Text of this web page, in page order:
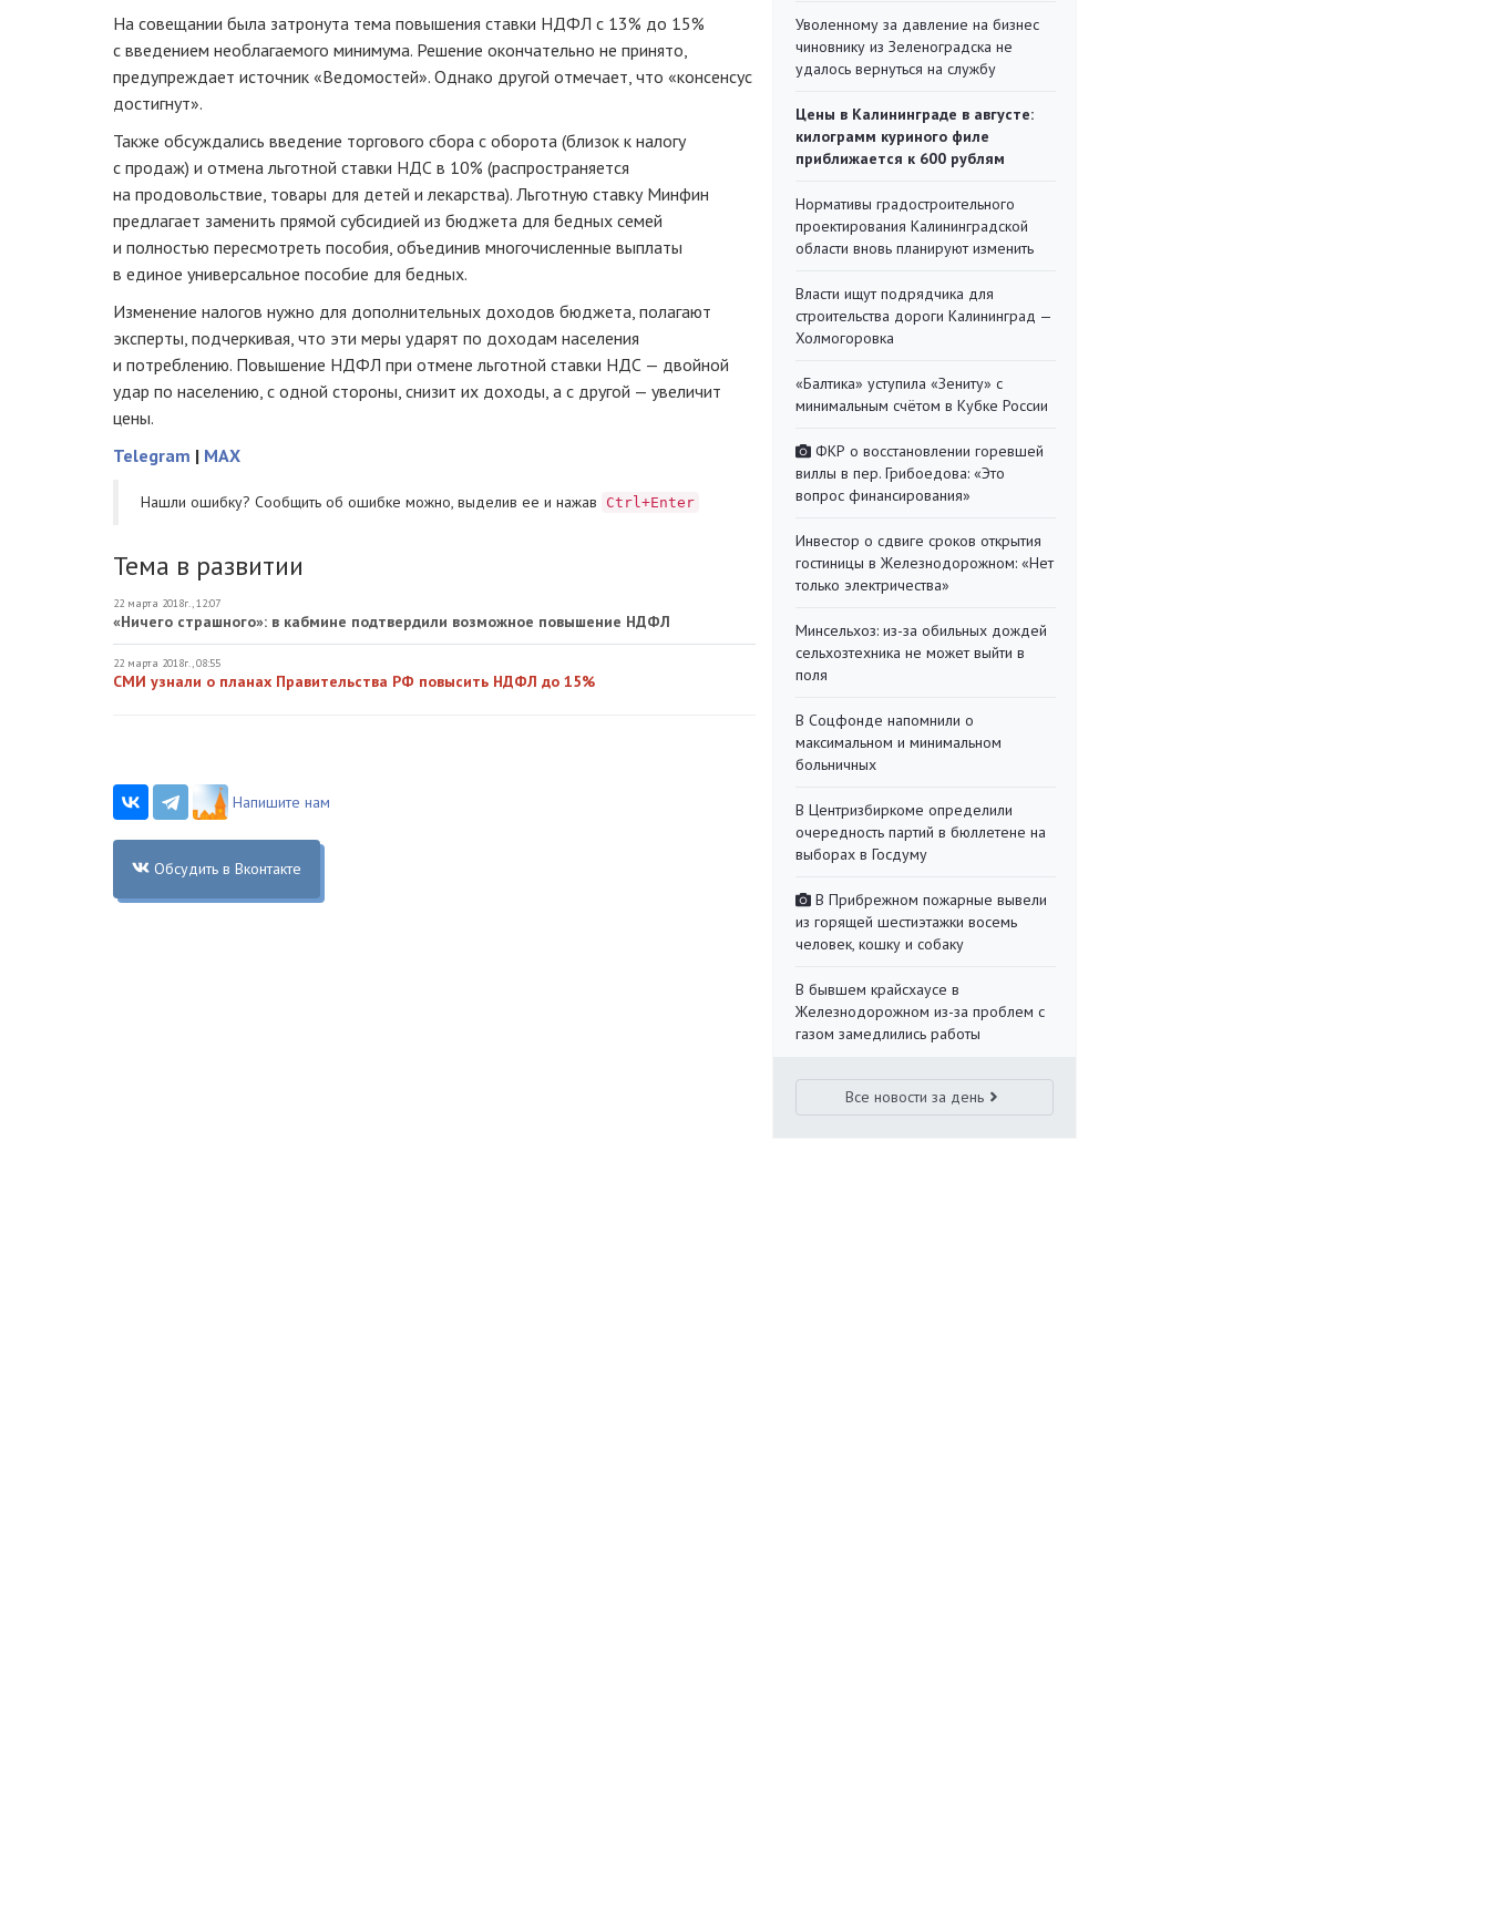
На совещании была затронута тема повышения ставки НДФЛ с 13% до 15%
с введением необлагаемого минимума. Решение окончательно не принято,
предупреждает источник «Ведомостей». Однако другой отмечает, что «консенсус
достигнут».
Также обсуждались введение торгового сбора с оборота (близок к налогу
с продаж) и отмена льготной ставки НДС в 10% (распространяется
на продовольствие, товары для детей и лекарства). Льготную ставку Минфин
предлагает заменить прямой субсидией из бюджета для бедных семей
и полностью пересмотреть пособия, объединив многочисленные выплаты
в единое универсальное пособие для бедных.
Изменение налогов нужно для дополнительных доходов бюджета, полагают
эксперты, подчеркивая, что эти меры ударят по доходам населения
и потреблению. Повышение НДФЛ при отмене льготной ставки НДС — двойной
удар по населению, с одной стороны, снизит их доходы, а с другой — увеличит
цены.
Telegram | MAX
Нашли ошибку? Cообщить об ошибке можно, выделив ее и нажав Ctrl+Enter
Тема в развитии
22 марта 2018г., 12:07
«Ничего страшного»: в кабмине подтвердили возможное повышение НДФЛ
22 марта 2018г., 08:55
СМИ узнали о планах Правительства РФ повысить НДФЛ до 15%
Напишите нам
Обсудить в Вконтакте
Уволенному за давление на бизнес
чиновнику из Зеленоградска не
удалось вернуться на службу
Цены в Калининграде в августе:
килограмм куриного филе
приближается к 600 рублям
Нормативы градостроительного
проектирования Калининградской
области вновь планируют изменить
Власти ищут подрядчика для
строительства дороги Калининград —
Холмогоровка
«Балтика» уступила «Зениту» с
минимальным счётом в Кубке России
ФКР о восстановлении горевшей
виллы в пер. Грибоедова: «Это
вопрос финансирования»
Инвестор о сдвиге сроков открытия
гостиницы в Железнодорожном: «Нет
только электричества»
Минсельхоз: из-за обильных дождей
сельхозтехника не может выйти в
поля
В Соцфонде напомнили о
максимальном и минимальном
больничных
В Центризбиркоме определили
очередность партий в бюллетене на
выборах в Госдуму
В Прибрежном пожарные вывели
из горящей шестиэтажки восемь
человек, кошку и собаку
В бывшем крайсхаусе в
Железнодорожном из-за проблем с
газом замедлились работы
Все новости за день